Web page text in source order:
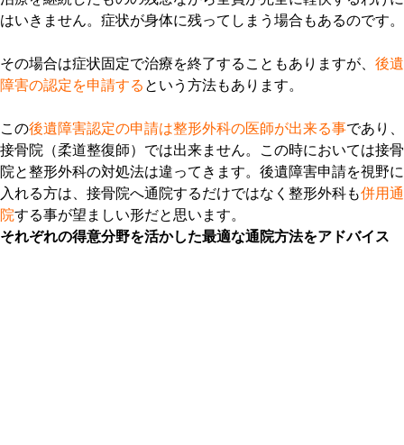
はいきません。症状が身体に残ってしまう場合もあるのです。
その場合は症状固定で治療を終了することもありますが、 後遺
障害の認定を申請する という方法もあります。
この後遺障害認定の申請は整形外科の医師が出来る事であり、
接骨院（柔道整復師）では出来ません。この時においては接骨
院と整形外科の対処法は違ってきます。後遺障害申請を視野に
入れる方は、接骨院へ通院するだけではなく整形外科も併用通
院する事が望ましい形だと思います。
それぞれの得意分野を活かした最適な通院方法をアドバイス